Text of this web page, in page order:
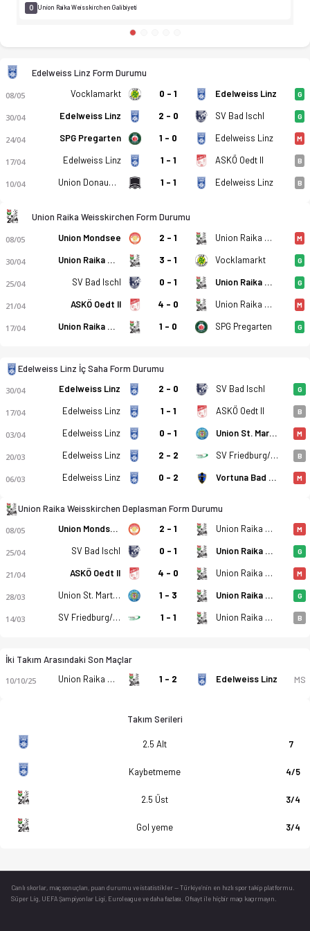
Edelweiss Linz - Union Raika Weisskirchen 2-3 bitti. Gol
0 Union Raika Weisskirchen Galibiyeti
Edelweiss Linz Form Durumu
08/05 Vocklamarkt 0 - 1 Edelweiss Linz G
30/04 Edelweiss Linz 2 - 0 SV Bad Ischl G
24/04 SPG Pregarten 1 - 0 Edelweiss Linz M
17/04 Edelweiss Linz 1 - 1 ASKÖ Oedt II B
10/04 Union Donauwell Perg 1 - 1 Edelweiss Linz B
Union Raika Weisskirchen Form Durumu
08/05 Union Mondsee 2 - 1 Union Raika Weisskirchen M
30/04 Union Raika Weisskirchen 3 - 1 Vocklamarkt G
25/04 SV Bad Ischl 0 - 1 Union Raika Weisskirchen G
21/04 ASKÖ Oedt II 4 - 0 Union Raika Weisskirchen M
17/04 Union Raika Weisskirchen 1 - 0 SPG Pregarten G
Edelweiss Linz İç Saha Form Durumu
30/04 Edelweiss Linz 2 - 0 SV Bad Ischl G
17/04 Edelweiss Linz 1 - 1 ASKÖ Oedt II B
03/04 Edelweiss Linz 0 - 1 Union St. Martin/M M
20/03 Edelweiss Linz 2 - 2 SV Friedburg/Pöndorf B
06/03 Edelweiss Linz 0 - 2 Vortuna Bad Leonfelden M
Union Raika Weisskirchen Deplasman Form Durumu
08/05 Union Mondsee 2 - 1 Union Raika Weisskirchen M
25/04 SV Bad Ischl 0 - 1 Union Raika Weisskirchen G
21/04 ASKÖ Oedt II 4 - 0 Union Raika Weisskirchen M
28/03 Union St. Martin/M 1 - 3 Union Raika Weisskirchen G
14/03 SV Friedburg/Pöndorf 1 - 1 Union Raika Weisskirchen B
İki Takım Arasındaki Son Maçlar
10/10/25 Union Raika Weisskirchen 1 - 2 Edelweiss Linz MS
Takım Serileri
2.5 Alt 7
Kaybetmeme 4/5
2.5 Üst 3/4
Gol yeme 3/4
Canlı skorlar , maç sonuçları, puan durumu ve istatistikler — Türkiye’nin en hızlı spor takip platformu.
Süper Lig, UEFA Şampiyonlar Ligi, Euroleague ve daha fazlası. Ofsayt ile hiçbir maçı kaçırmayın.